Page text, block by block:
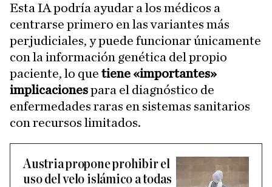
Esta IA podría ayudar a los médicos a
centrarse primero en las variantes más
perjudiciales, y puede funcionar únicamente
con la información genética del propio
paciente, lo que tiene «importantes»
implicacionespara el diagnóstico de
enfermedades raras en sistemas sanitarios
con recursos limitados.
Austria propone prohibir el
uso del velo islámico a todas